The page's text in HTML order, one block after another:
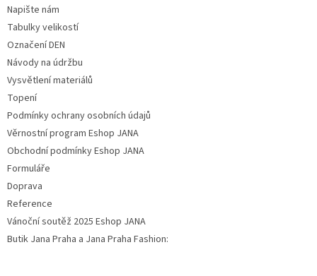
Napište nám
Tabulky velikostí
Označení DEN
Návody na údržbu
Vysvětlení materiálů
Topení
Podmínky ochrany osobních údajů
Věrnostní program Eshop JANA
Obchodní podmínky Eshop JANA
Formuláře
Doprava
Reference
Vánoční soutěž 2025 Eshop JANA
Butik Jana Praha a Jana Praha Fashion: